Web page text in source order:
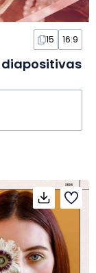
15 16:9
diapositivas